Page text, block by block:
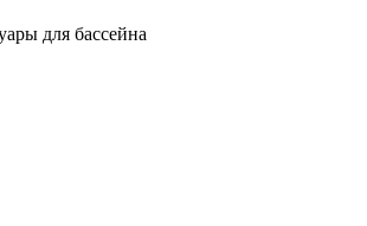
для бассейна